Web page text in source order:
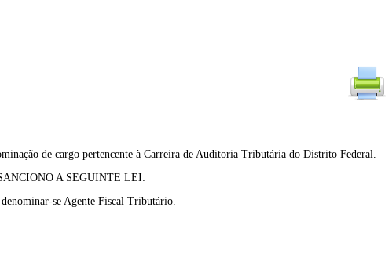
de cargo pertencente à Carreira de Auditoria Tributária do Distrito Federal.
A SEGUINTE LEI:
denominar-se Agente Fiscal Tributário.